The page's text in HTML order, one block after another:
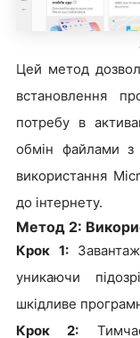
Цей метод
встановлення
потребу в
обмін файлами з
використання
до інтернету.
Метод 2:
Крок 1:
уникаючи
шкідливе
Крок 2: